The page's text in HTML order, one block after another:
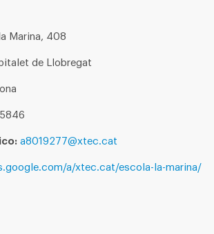
Marina, 408
de Llobregat
a8019277@xtec.cat
a/xtec.cat/escola-la-marina/